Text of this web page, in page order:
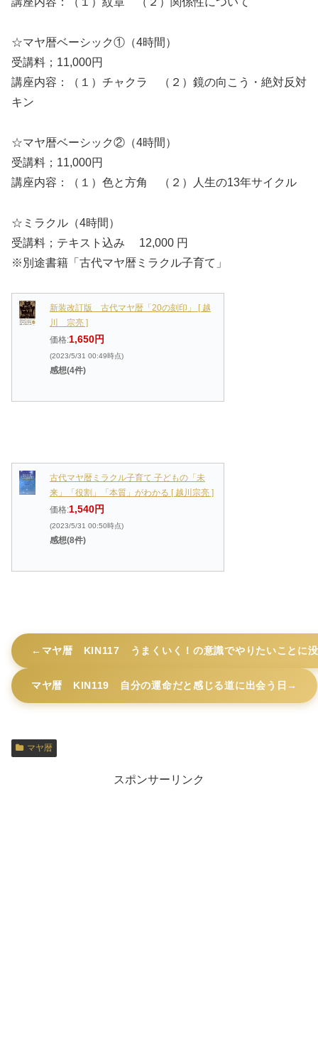
☆マヤ暦ベーシック①（4時間）
受講料；11,000円
講座内容：（１）チャクラ （２）鏡の向こう・絶対反対
キン
☆マヤ暦ベーシック②（4時間）
受講料；11,000円
講座内容：（１）色と方角 （２）人生の13年サイクル
☆ミラクル（4時間）
受講料；テキスト込み 12,000 円
※別途書籍「古代マヤ暦ミラクル子育て」
新装改訂版 古代マヤ暦「20の刻印」 [ 越
川 宗亮 ]
価格:1,650円
(2023/5/31 00:49時点)
感想(4件)
古代マヤ暦ミラクル子育て 子どもの「未
来」「役割」「本質」がわかる [ 越川宗亮 ]
価格:1,540円
(2023/5/31 00:50時点)
感想(8件)
マヤ暦 KIN117 うまくいく！の意識でやりたいことに
マヤ暦 KIN119 自分の運命だと感じる道に出会う日
マヤ暦
スポンサーリンク